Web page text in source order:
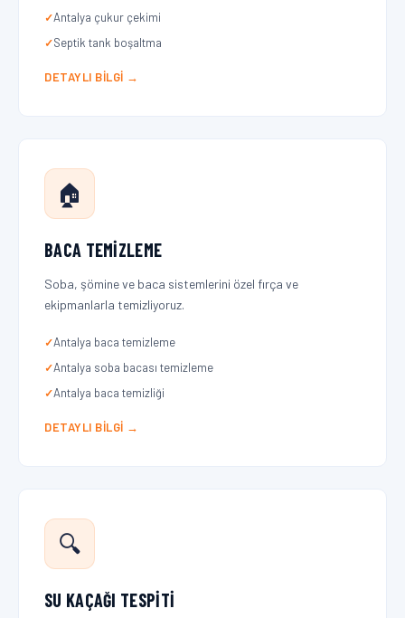
Antalya çukur çekimi
Septik tank boşaltma
DETAYLI BILGI →
🏠
BACA TEMIZLEME
Soba, şömine ve baca sistemlerini özel fırça ve
ekipmanlarla temizliyoruz.
Antalya baca temizleme
Antalya soba bacası temizleme
Antalya baca temizliği
DETAYLI BILGI →
🔍
SU KAÇAĞI TESPITI